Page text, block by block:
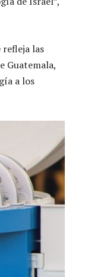
refleja las
Guatemala,
a los